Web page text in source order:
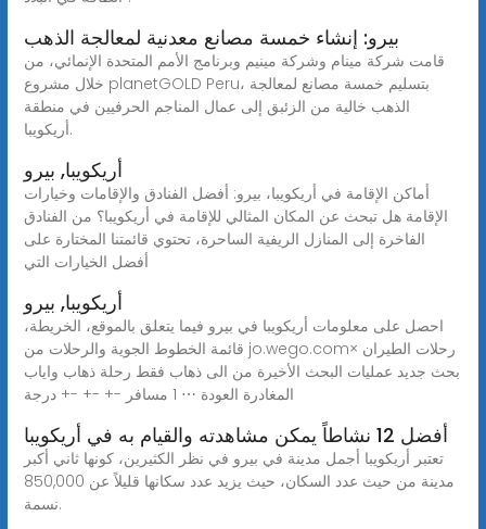
بيرو: إنشاء خمسة مصانع معدنية لمعالجة الذهب
قامت شركة مينام وشركة مينيم وبرنامج الأمم المتحدة الإنمائي، من
خلال مشروع planetGOLD Peru، بتسليم خمسة مصانع لمعالجة
الذهب خالية من الزئبق إلى عمال المناجم الحرفيين في منطقة
أريكويبا.
أريكويبا, بيرو
أماكن الإقامة في أريكويبا، بيرو: أفضل الفنادق والإقامات وخيارات
الإقامة هل تبحث عن المكان المثالي للإقامة في أريكويبا؟ من الفنادق
الفاخرة إلى المنازل الريفية الساحرة، تحتوي قائمتنا المختارة على
أفضل الخيارات التي
أريكويبا, بيرو
احصل على معلومات أريكويبا في بيرو فيما يتعلق بالموقع، الخريطة،
قائمة الخطوط الجوية والرحلات من jo.wego.com× رحلات الطيران
بحث جديد عمليات البحث الأخيرة من الى ذهاب فقط رحلة ذهاب واياب
المغادرة العودة ⋯ 1 مسافر -+ -+ -+ درجة
أفضل 12 نشاطاً يمكن مشاهدته والقيام به في أريكويبا
تعتبر أريكويبا أجمل مدينة في بيرو في نظر الكثيرين، كونها ثاني أكبر
مدينة من حيث عدد السكان، حيث يزيد عدد سكانها قليلاً عن 850,000
نسمة.